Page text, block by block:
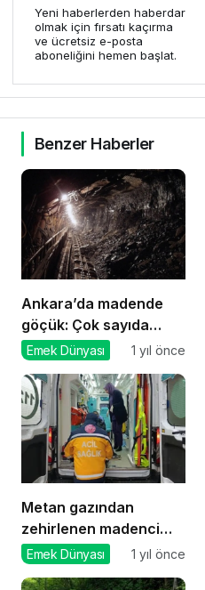
Yeni haberlerden haberdar
olmak için fırsatı kaçırma
ve ücretsiz e-posta
aboneliğini hemen başlat.
Benzer Haberler
Ankara’da madende
göçük: Çok sayıda
yaralı var
Emek Dünyası 1 yıl önce
Metan gazından
zehirlenen madenci
öldü
Emek Dünyası 1 yıl önce